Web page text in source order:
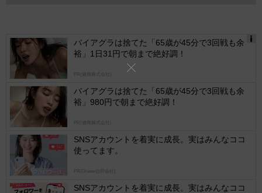
バイアグラは捨てた「65歳が45分で3回戦も余
裕」1日31円で朝まで絶好調！
PR(健商株式会社)
バイアグラは捨てた「65歳が45分で3回戦も余
裕」980円で朝まで絶好調！
PR(健商株式会社)
SNSアカウントを着実に成長。実はみんなココ
使ってます。
PR(Dreaw合同会社)
SNSアカウントを着実に成長。実はみんなココ